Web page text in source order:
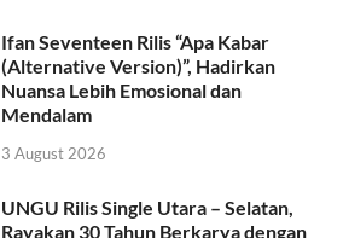
Ifan Seventeen Rilis “Apa Kabar
(Alternative Version)”, Hadirkan
Nuansa Lebih Emosional dan
Mendalam
3 August 2026
UNGU Rilis Single Utara – Selatan,
Rayakan 30 Tahun Berkarya dengan